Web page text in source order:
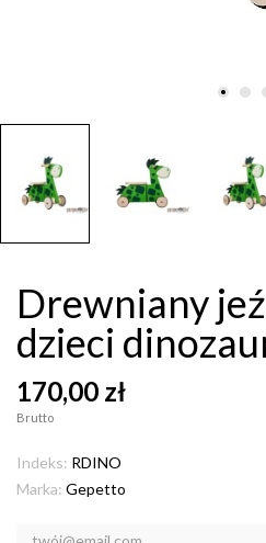
Drewniany
dzieci
170,00 zł
Brutto
Indeks: RDINO
Marka: Gepetto